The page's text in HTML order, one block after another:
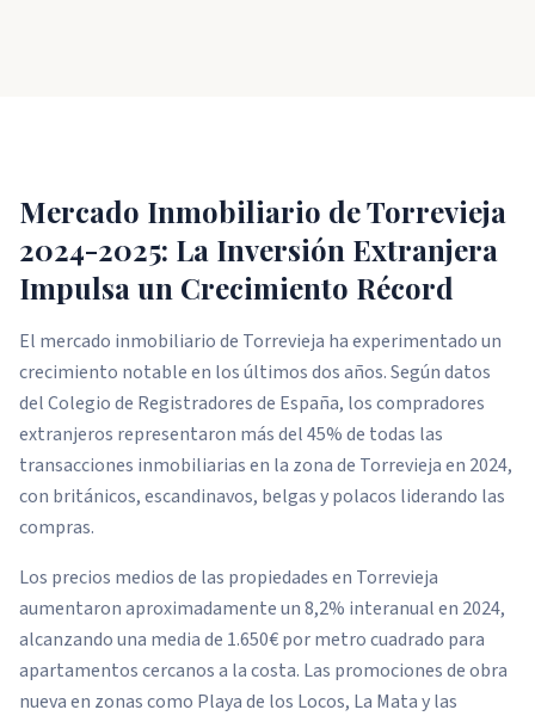
Mercado Inmobiliario de Torrevieja
2024-2025: La Inversión Extranjera
Impulsa un Crecimiento Récord
El mercado inmobiliario de Torrevieja ha experimentado un
crecimiento notable en los últimos dos años. Según datos
del Colegio de Registradores de España, los compradores
extranjeros representaron más del 45% de todas las
transacciones inmobiliarias en la zona de Torrevieja en 2024,
con británicos, escandinavos, belgas y polacos liderando las
compras.
Los precios medios de las propiedades en Torrevieja
aumentaron aproximadamente un 8,2% interanual en 2024,
alcanzando una media de 1.650€ por metro cuadrado para
apartamentos cercanos a la costa. Las promociones de obra
nueva en zonas como Playa de los Locos, La Mata y las